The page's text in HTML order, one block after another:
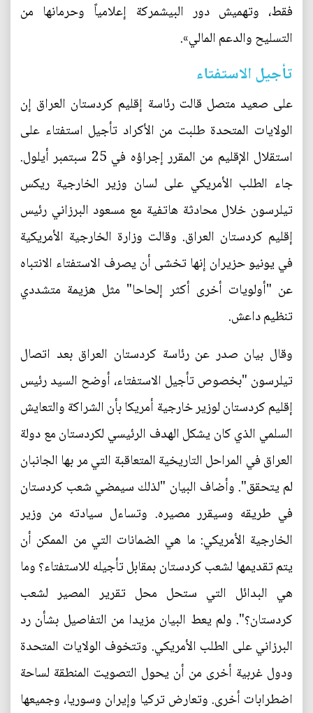
فقط، وتهميش دور البيشمركة إعلامياً وحرمانها من
التسليح والدعم المالي».
تأجيل الاستفتاء
على صعيد متصل قالت رئاسة إقليم كردستان العراق إن
الولايات المتحدة طلبت من الأكراد تأجيل استفتاء على
استقلال الإقليم من المقرر إجراؤه في 25 سبتمبر أيلول.
جاء الطلب الأمريكي على لسان وزير الخارجية ريكس
تيلرسون خلال محادثة هاتفية مع مسعود البرزاني رئيس
إقليم كردستان العراق. وقالت وزارة الخارجية الأمريكية
في يونيو حزيران إنها تخشى أن يصرف الاستفتاء الانتباه
عن "أولويات أخرى أكثر إلحاحا" مثل هزيمة متشددي
تنظيم داعش.
وقال بيان صدر عن رئاسة كردستان العراق بعد اتصال
تيلرسون "بخصوص تأجيل الاستفتاء، أوضح السيد رئيس
إقليم كردستان لوزير خارجية أمريكا بأن الشراكة والتعايش
السلمي الذي كان يشكل الهدف الرئيسي لكردستان مع دولة
العراق في المراحل التاريخية المتعاقبة التي مر بها الجانبان
لم يتحقق". وأضاف البيان "لذلك سيمضي شعب كردستان
في طريقه وسيقرر مصيره. وتساءل سيادته من وزير
الخارجية الأمريكي: ما هي الضمانات التي من الممكن أن
يتم تقديمها لشعب كردستان بمقابل تأجيله للاستفتاء؟ وما
هي البدائل التي ستحل محل تقرير المصير لشعب
كردستان؟". ولم يعط البيان مزيدا من التفاصيل بشأن رد
البرزاني على الطلب الأمريكي. وتتخوف الولايات المتحدة
ودول غربية أخرى من أن يحول التصويت المنطقة لساحة
اضطرابات أخرى. وتعارض تركيا وإيران وسوريا، وجميعها